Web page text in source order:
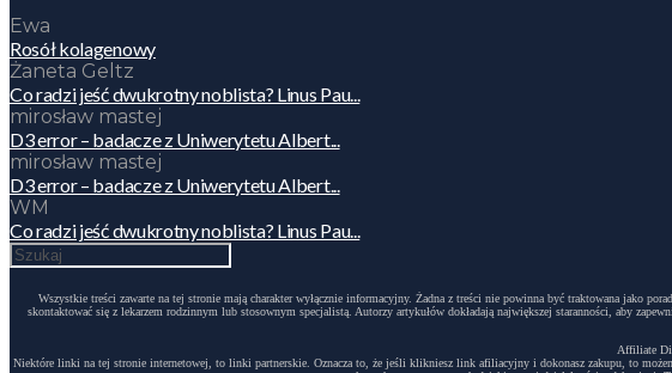
Ewa
Rosół kolagenowy
Żaneta Geltz
Co radzi jeść dwukrotny noblista? Linus Pau...
mirosław mastej
D3 error – badacze z Uniwerytetu Albert...
mirosław mastej
D3 error – badacze z Uniwerytetu Albert...
WM
Co radzi jeść dwukrotny noblista? Linus Pau...
Wszystkie treści zawarte na tej stronie mają charakter wyłącznie informacyjny. Żadna z treści nie powinna być traktowana jako
skontaktować się z lekarzem rodzinnym lub stosownym specjalistą. Autorzy artykułów dokładają największej staranności, aby
Affiliate
Niektóre linki na tej stronie internetowej, to linki partnerskie. Oznacza to, że jeśli klikniesz link afiliacyjny i dokonasz zakupu, to